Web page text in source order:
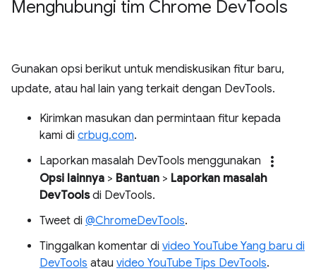
Menghubungi tim Chrome DevTools
Gunakan opsi berikut untuk mendiskusikan fitur baru,
update, atau hal lain yang terkait dengan DevTools.
Kirimkan masukan dan permintaan fitur kepada
kami di crbug.com.
Laporkan masalah DevTools menggunakan
more_vert
Opsi lainnya > Bantuan > Laporkan masalah
DevToolsdi DevTools.
Tweet di @ChromeDevTools.
Tinggalkan komentar di video YouTube Yang baru di
DevTools atau video YouTube Tips DevTools.